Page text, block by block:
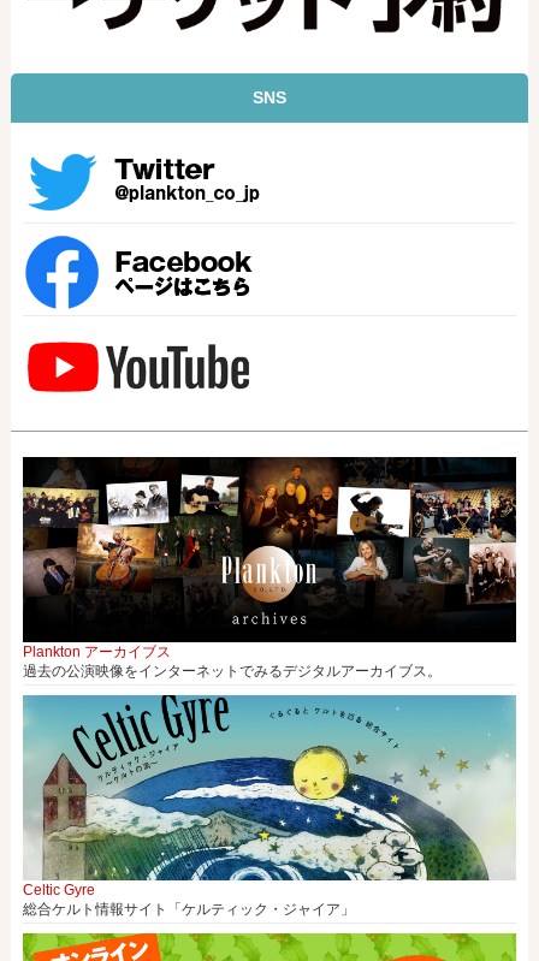
SNS
Plankton アーカイブス
過去の公演映像をインターネットでみるデジタルアーカイブス。
Celtic Gyre
総合ケルト情報サイト「ケルティック・ジャイア」